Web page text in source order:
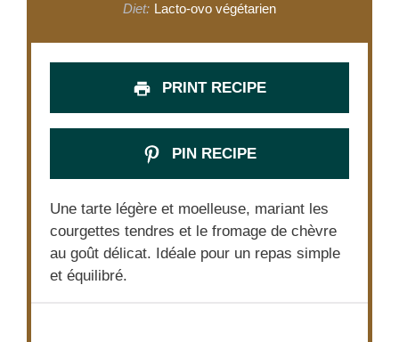
Diet: Lacto-ovo végétarien
PRINT RECIPE
PIN RECIPE
Une tarte légère et moelleuse, mariant les
courgettes tendres et le fromage de chèvre
au goût délicat. Idéale pour un repas simple
et équilibré.